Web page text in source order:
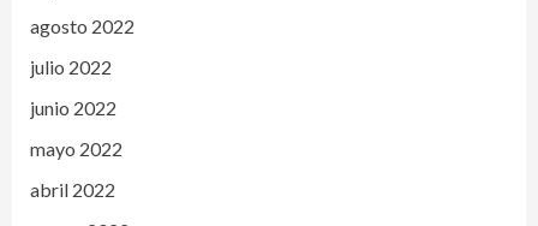
agosto 2022
julio 2022
junio 2022
mayo 2022
abril 2022